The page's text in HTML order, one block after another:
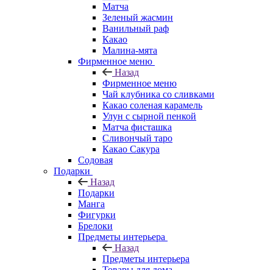
Матча
Зеленый жасмин
Ванильный раф
Какао
Малина-мята
Фирменное меню
Назад
Фирменное меню
Чай клубника со сливками
Какао соленая карамель
Улун с сырной пенкой
Матча фисташка
Сливончый таро
Какао Сакура
Содовая
Подарки
Назад
Подарки
Манга
Фигурки
Брелоки
Предметы интерьера
Назад
Предметы интерьера